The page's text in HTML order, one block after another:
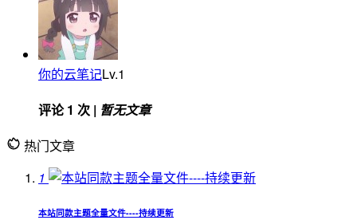
你的云笔记Lv.1
评论 1 次 | 暂无文章
热门文章
1
本站同款主题全量文件----持续更新